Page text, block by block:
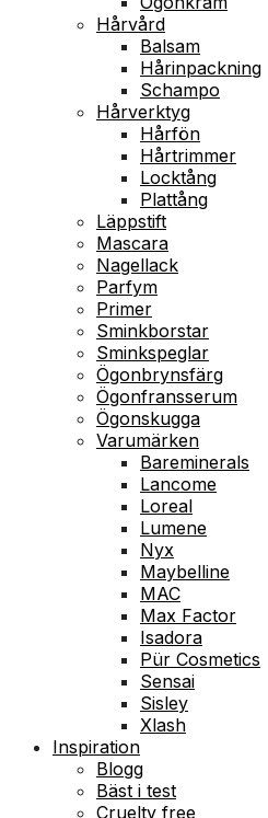
Hårvård
Balsam
Hårinpackning
Schampo
Hårverktyg
Hårfön
Hårtrimmer
Locktång
Plattång
Läppstift
Mascara
Nagellack
Parfym
Primer
Sminkborstar
Sminkspeglar
Ögonbrynsfärg
Ögonfransserum
Ögonskugga
Varumärken
Bareminerals
Lancome
Loreal
Lumene
Nyx
Maybelline
MAC
Max Factor
Isadora
Pür Cosmetics
Sensai
Sisley
Xlash
Inspiration
Blogg
Bäst i test
Cruelty free